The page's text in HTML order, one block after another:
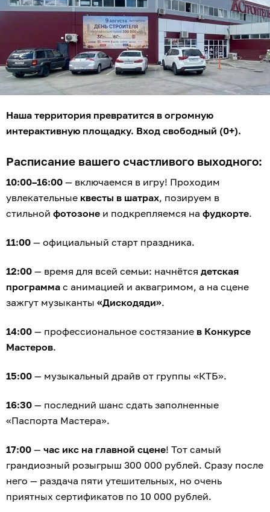
Наша территория превратится в огромную
интерактивную площадку. Вход свободный (0+).
Расписание вашего счастливого выходного:
10:00–16:00 — включаемся в игру! Проходим
увлекательные квесты в шатрах, позируем в
стильной фотозоне и подкрепляемся на фудкорте.
11:00 — официальный старт праздника.
12:00 — время для всей семьи: начнётся детская
программа с анимацией и аквагримом, а на сцене
зажгут музыканты «Дискодяди».
14:00 — профессиональное состязание в Конкурсе
Мастеров.
15:00 — музыкальный драйв от группы «КТБ».
16:30 — последний шанс сдать заполненные
«Паспорта Мастера».
17:00 — час икс на главной сцене! Тот самый
грандиозный розыгрыш 300 000 рублей. Сразу после
него — раздача пяти утешительных, но очень
приятных сертификатов по 10 000 рублей.